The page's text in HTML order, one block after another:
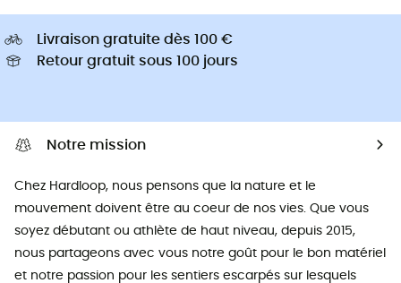
Livraison gratuite dès 100 €
Retour gratuit sous 100 jours
Notre mission
Chez Hardloop, nous pensons que la nature et le
mouvement doivent être au coeur de nos vies. Que vous
soyez débutant ou athlète de haut niveau, depuis 2015,
nous partageons avec vous notre goût pour le bon matériel
et notre passion pour les sentiers escarpés sur lesquels